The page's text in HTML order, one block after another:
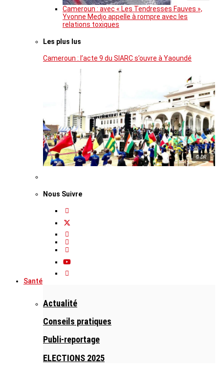
Cameroun : avec « Les Tendresses Fauves »,
Yvonne Medjo appelle à rompre avec les
relations toxiques
Les plus lus
Cameroun : l’acte 9 du SIARC s’ouvre à Yaoundé
© DR
Nous Suivre
Santé
Actualité
Conseils pratiques
Publi-reportage
ELECTIONS 2025